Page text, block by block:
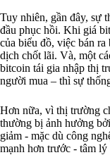
Tuy nhiên, gần đây, sự
đầu phục hồi. Khi giá
của biểu đồ, việc bán
dịch chốt lãi. Và, một
bitcoin tái gia nhập thị
người mua – thì sự
Hơn nữa, vì thị trường
thường bị ảnh hưởng
giảm - mặc dù công
mạnh hơn trước - tâm